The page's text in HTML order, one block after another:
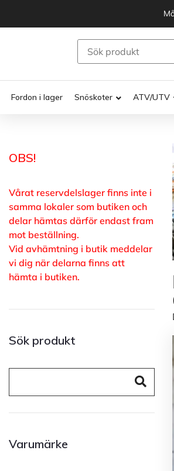
Fordon i lager Snöskoter ATV/UTV
OBS!
Vårat reservdelslager finns inte i
samma lokaler som butiken och
delar hämtas därför endast fram
mot beställning.
Vid avhämtning i butik meddelar
vi dig när delarna finns att
hämta i butiken.
Sök produkt
Varumärke